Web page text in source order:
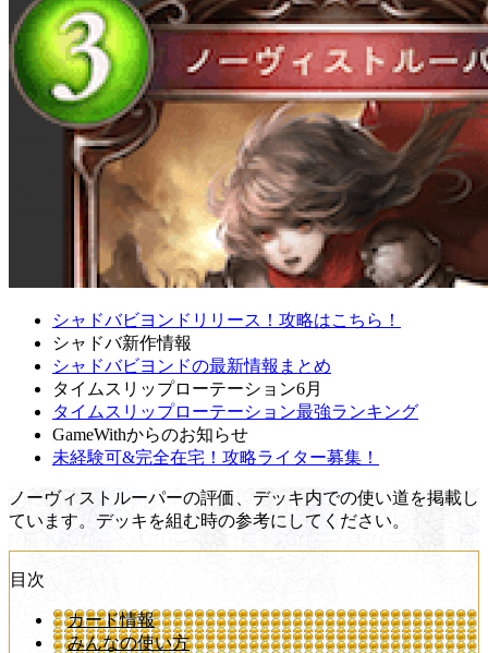
シャドバビヨンドリリース！攻略はこちら！
シャドバ新作情報
シャドバビヨンドの最新情報まとめ
タイムスリップローテーション6月
タイムスリップローテーション最強ランキング
GameWithからのお知らせ
未経験可&完全在宅！攻略ライター募集！
ノーヴィストルーパーの評価、デッキ内での使い道を掲載し
ています。デッキを組む時の参考にしてください。
目次
カード情報
みんなの使い方